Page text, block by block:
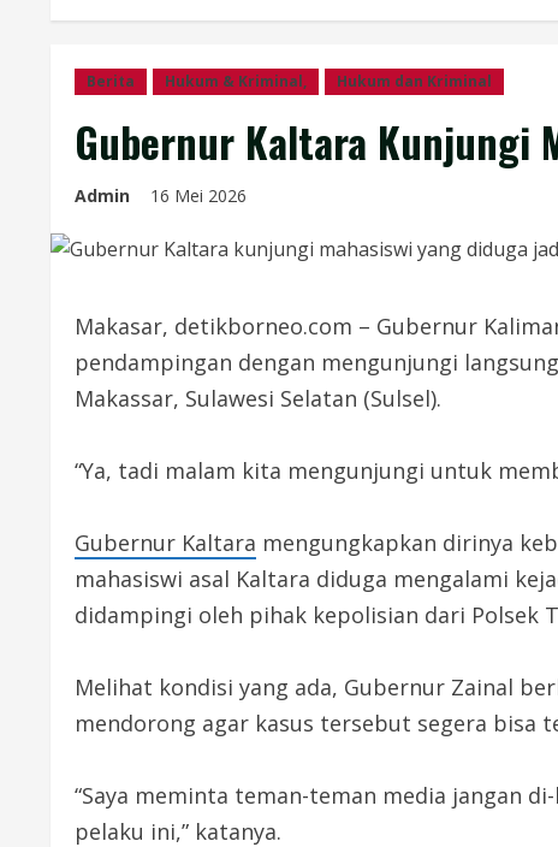
Berita Hukum & Kriminal, Hukum dan Kriminal
Gubernur Kaltara Kunjungi
Admin 16 Mei 2026
Makasar, detikborneo.com – Gubernur
pendampingan dengan mengunjungi
Makassar, Sulawesi Selatan (Sulsel).
“Ya, tadi malam kita mengunjungi untuk
Gubernur Kaltara mengungkapkan dirinya
mahasiswi asal Kaltara diduga mengalami
didampingi oleh pihak kepolisian dari Polsek
Melihat kondisi yang ada, Gubernur Zainal
mendorong agar kasus tersebut segera bisa
“Saya meminta teman-teman media jangan
pelaku ini,” katanya.